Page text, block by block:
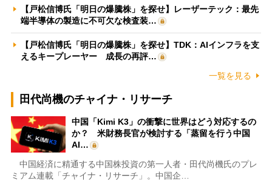
【戸松信博氏「明日の爆騰株」を探せ】レーザーテック：最先
端半導体の製造に不可欠な検査装…
【戸松信博氏「明日の爆騰株」を探せ】TDK：AIインフラを支
えるキープレーヤー 成長の再評…
一覧を見る
田代尚機のチャイナ・リサーチ
中国「Kimi K3」の衝撃に世界はどう対応するの
か？ 米財務長官が検討する「蒸留を行う中国
AI…
中国経済に精通する中国株投資の第一人者・田代尚機氏のプレ
ミアム連載「チャイナ・リサーチ」。中国企…